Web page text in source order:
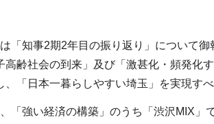
「知事2期2年目の振り返り」について
高齢社会の到来」及び「激甚化・頻発化
、「日本一暮らしやすい埼玉」を実現す
「強い経済の構築」のうち「渋沢MIX」